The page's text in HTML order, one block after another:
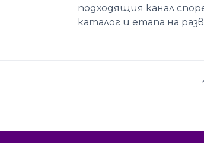
подходящия канал
каталог и етапа на